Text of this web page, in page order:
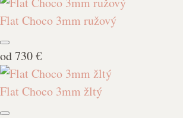
Flat Choco 3mm ružový
od730 €
Flat Choco 3mm žltý